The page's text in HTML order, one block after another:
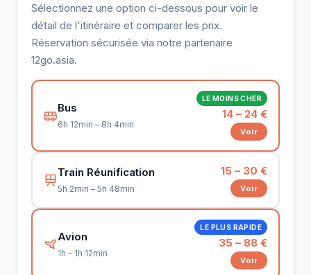
Sélectionnez une option ci-dessous pour voir le
détail de l'itinéraire et comparer les prix.
Réservation sécurisée via notre partenaire
12go.asia.
Bus
6h 12min – 8h 4min
LE MOINS CHER
14 – 24 €
Voir
Train Réunification
5h 2min – 5h 48min
15 – 30 €
Voir
Avion
1h – 1h 12min
LE PLUS RAPIDE
35 – 88 €
Voir